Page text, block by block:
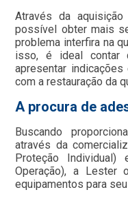
Através da
possível obter mais
problema interfira na
isso, é ideal contar
apresentar
com a restauração da
A procura de
Buscando
através da
Proteção Individual)
Operação), a Lester
equipamentos para